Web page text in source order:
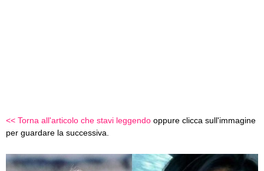
<< Torna all'articolo che stavi leggendo oppure clicca sull'immagine
per guardare la successiva.